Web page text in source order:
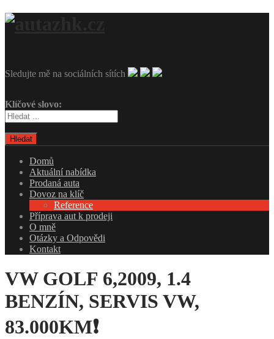
Sledujte mě na sociálních sítích
Klíčové slovo:
Hledat
Domů
Aktuální nabídka
Prodaná auta
Dovoz na klíč
Reference
Příprava aut k prodeji
O mně
Otázky a Odpovědi
Kontakt
VW GOLF 6,2009, 1.4
BENZÍN, SERVIS VW,
83.000KM❗